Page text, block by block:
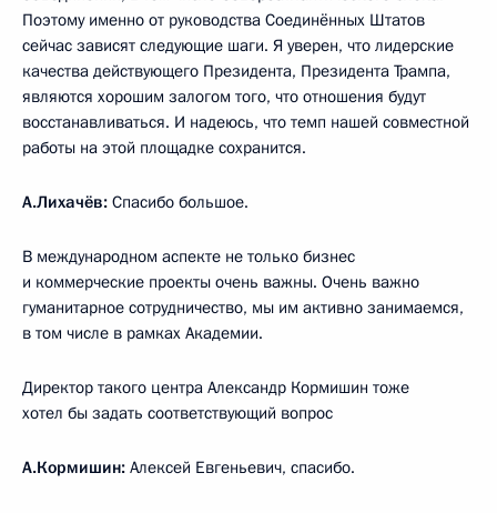
Поэтому именно от руководства Соединённых Штатов
сейчас зависят следующие шаги. Я уверен, что лидерские
качества действующего Президента, Президента Трампа,
являются хорошим залогом того, что отношения будут
восстанавливаться. И надеюсь, что темп нашей совместной
работы на этой площадке сохранится.
А.Лихачёв: Спасибо большое.
В международном аспекте не только бизнес
и коммерческие проекты очень важны. Очень важно
гуманитарное сотрудничество, мы им активно занимаемся,
в том числе в рамках Академии.
Директор такого центра Александр Кормишин тоже
хотел бы задать соответствующий вопрос
А.Кормишин: Алексей Евгеньевич, спасибо.